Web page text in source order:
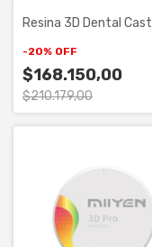
Resina 3D Dental Cast
-20% OFF
$168.150,00
$210.179,00